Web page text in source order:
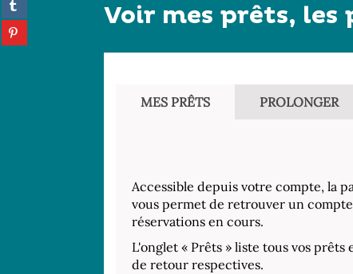
fenêtre)
facebook
(Nouvelle
fenêtre)
sur
tumblr
(Nouvelle
Partager
sur
Voir mes prêts,
MES PRÊTS PROLONGER
Accessible depuis votre compte, la
vous permet de retrouver un
réservations en cours.
L'onglet « Prêts » liste tous vos
de retour respectives.